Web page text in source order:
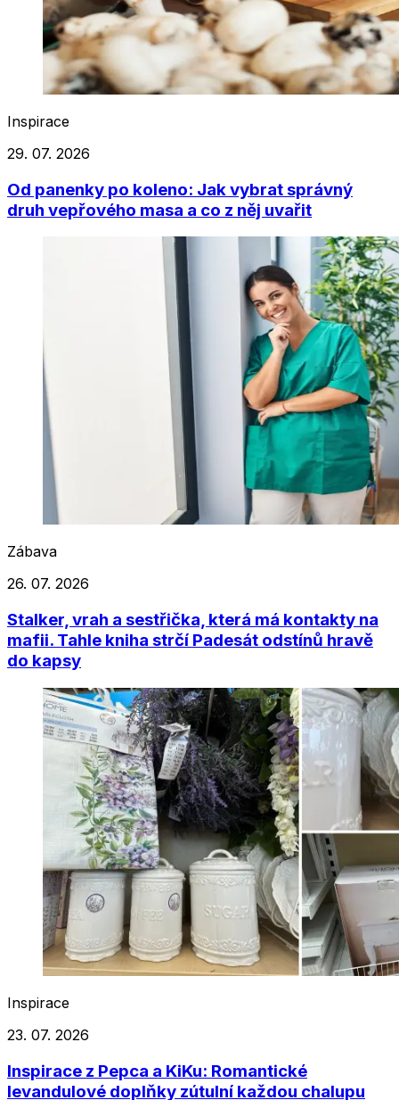
Inspirace
29. 07. 2026
Od panenky po koleno: Jak vybrat správný
druh vepřového masa a co z něj uvařit
Zábava
26. 07. 2026
Stalker, vrah a sestřička, která má kontakty na
mafii. Tahle kniha strčí Padesát odstínů hravě
do kapsy
Inspirace
23. 07. 2026
Inspirace z Pepca a KiKu: Romantické
levandulové doplňky zútulní každou chalupu